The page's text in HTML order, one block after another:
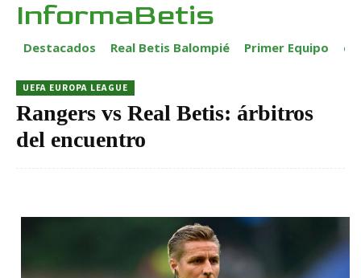
InformaBetis
Destacados Real Betis Balompié Primer Equipo
UEFA EUROPA LEAGUE
Rangers vs Real Betis: árbitros
del encuentro